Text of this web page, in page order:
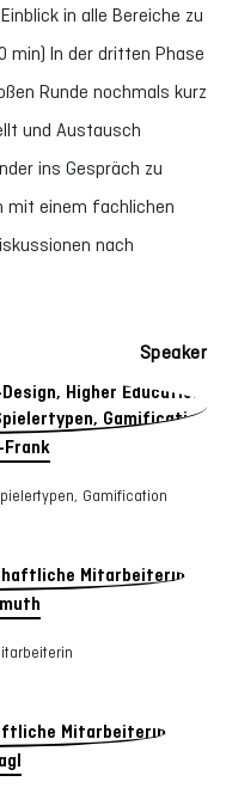
in alle Bereiche zu
min) In der dritten Phase
Runde nochmals kurz
und Austausch
ins Gespräch zu
mit einem fachlichen
nach
Speaker
Frank
Gamification